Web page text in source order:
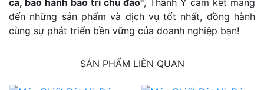
cả, bảo hành bảo trì chu đáo", Thành Ý cam kết mang
đến những sản phẩm và dịch vụ tốt nhất, đồng hành
cùng sự phát triển bền vững của doanh nghiệp bạn!
SẢN PHẨM LIÊN QUAN